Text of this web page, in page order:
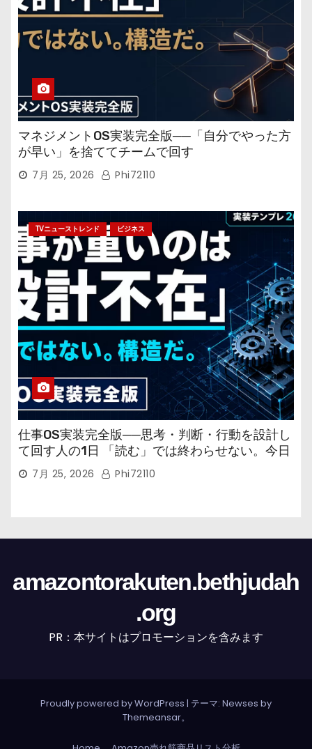
マネジメントOS実装完全版──「自分でやった方
が早い」を捨ててチームで回す
7月 25, 2026 Phi72110
TVニューストレンド ビジネス
仕事OS実装完全版──思考・判断・行動を設計し
て回す人の1日 「読む」では終わらせない。今日
から回す実装書だ。
7月 25, 2026 Phi72110
amazontorakuten.bethjudah
.org
PR：本サイトはプロモーションを含みます
Proudly powered by WordPress | テーマ: Newses by
Themeansar。